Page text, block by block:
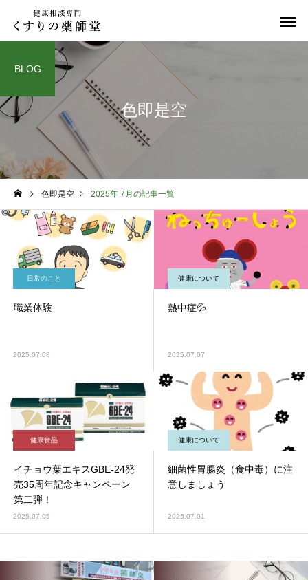
日常のこと
令和８年熊本地震
お盆期間中のご相談に
て
色即是空
BLOG
色即是空 2025年 7月の記事一覧
日常のこと
職業体験
2025.07.08
健康について
熱中症💦
2025.07.07
健康食品
イチョウ葉エキスGBE-24発
売35周年記念キャンペーン
第二弾！
2025.07.05
健康について
細菌性胃腸炎（食中毒）に注
意しましょう
2025.07.01